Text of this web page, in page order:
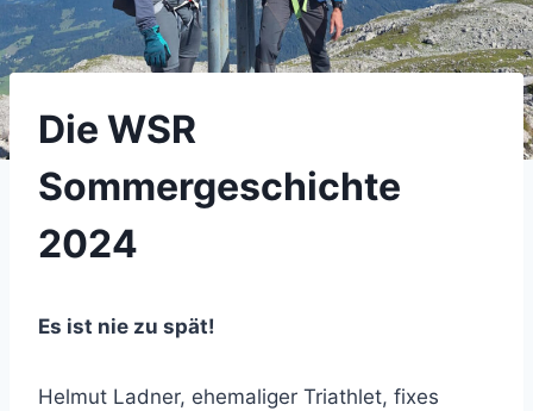
Die WSR
Sommergeschichte
2024
Es ist nie zu spät!
Helmut Ladner, ehemaliger Triathlet, fixes